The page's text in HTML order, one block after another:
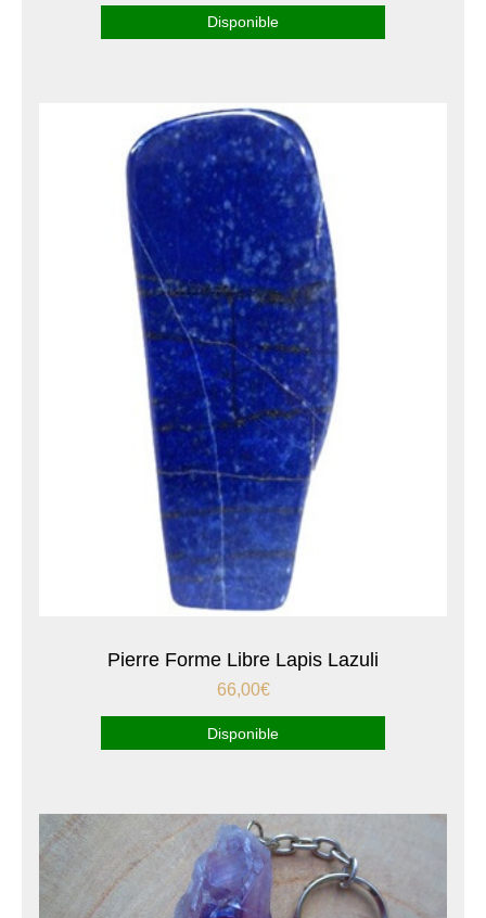
Disponible
Pierre Forme Libre Lapis Lazuli
66,00€
Disponible